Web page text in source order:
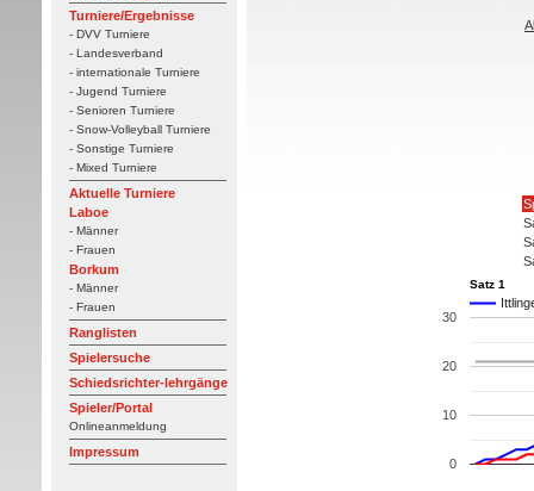
Turniere/Ergebnisse
- DVV Turniere
- Landesverband
- internationale Turniere
- Jugend Turniere
- Senioren Turniere
- Snow-Volleyball Turniere
- Sonstige Turniere
- Mixed Turniere
Aktuelle Turniere
Laboe
- Männer
- Frauen
Borkum
- Männer
- Frauen
Ranglisten
Spielersuche
Schiedsrichter-lehrgänge
Spieler/Portal
Onlineanmeldung
Impressum
Satz 1
0
10
20
30